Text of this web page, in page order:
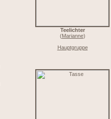
Teelichter
(Marianne)
Hauptgruppe